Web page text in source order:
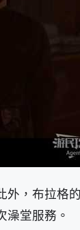
，布拉格
堂服務。